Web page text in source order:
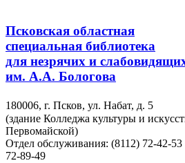
Псковская областная
специальная библиотека
для незрячих и
им. А.А. Бологова
180006, г. Псков, ул. Набат, д. 5
(здание Колледжа культуры и
Первомайской)
Отдел обслуживания: (8112) 72-42-53
72-89-49